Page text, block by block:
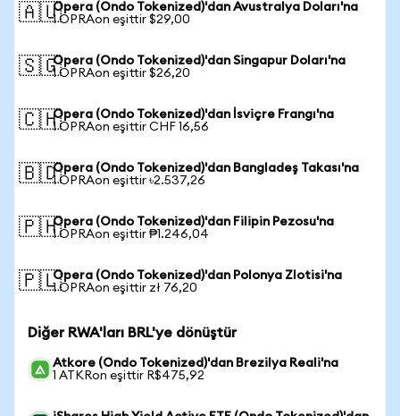
🇦🇺Opera (Ondo Tokenized)'dan Avustralya Doları'na
1 OPRAon eşittir $29,00
🇸🇬Opera (Ondo Tokenized)'dan Singapur Doları'na
1 OPRAon eşittir $26,20
🇨🇭Opera (Ondo Tokenized)'dan İsviçre Frangı'na
1 OPRAon eşittir CHF 16,56
🇧🇩Opera (Ondo Tokenized)'dan Bangladeş Takası'na
1 OPRAon eşittir ৳2.537,26
🇵🇭Opera (Ondo Tokenized)'dan Filipin Pezosu'na
1 OPRAon eşittir ₱1.246,04
🇵🇱Opera (Ondo Tokenized)'dan Polonya Zlotisi'na
1 OPRAon eşittir zł 76,20
Diğer RWA'ları BRL'ye dönüştür
Atkore (Ondo Tokenized)'dan Brezilya Reali'na
1 ATKRon eşittir R$475,92